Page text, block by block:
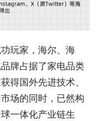
玩家，海尔、海
牌占据了家电品类
得国外先进技术、
场的同时，已然构
一体化产业链生